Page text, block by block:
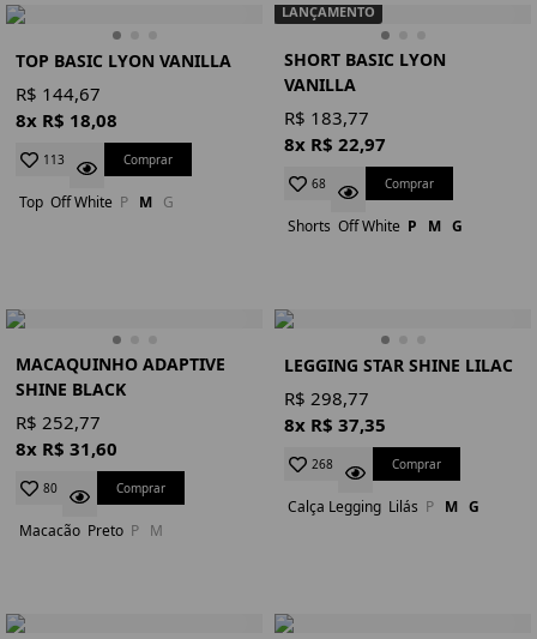
TOP BASIC LYON VANILLA
R$ 144,67
8x R$ 18,08
113 Comprar
Top Off White P M G
LANÇAMENTO
SHORT BASIC LYON
VANILLA
R$ 183,77
8x R$ 22,97
68 Comprar
Shorts Off White P M G
MACAQUINHO ADAPTIVE
SHINE BLACK
R$ 252,77
8x R$ 31,60
80 Comprar
Macacão Preto P M
LEGGING STAR SHINE LILAC
R$ 298,77
8x R$ 37,35
268 Comprar
Calça Legging Lilás P M G